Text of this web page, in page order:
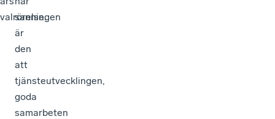
valrörelse.
sanningen
är
den
att
tjänsteutvecklingen,
goda
samarbeten